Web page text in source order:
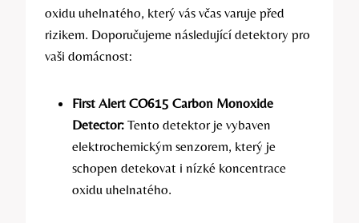
oxidu uhelnatého, který vás včas varuje před
rizikem. Doporučujeme následující detektory pro
vaši domácnost:
First Alert CO615 Carbon Monoxide
Detector: Tento detektor je vybaven
elektrochemickým senzorem, který je
schopen detekovat i nízké koncentrace
oxidu uhelnatého.